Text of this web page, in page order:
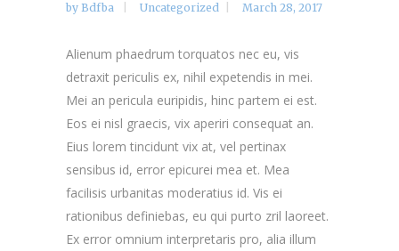
by Bdfba Uncategorized March 28, 2017
Alienum phaedrum torquatos nec eu, vis
detraxit periculis ex, nihil expetendis in mei.
Mei an pericula euripidis, hinc partem ei est.
Eos ei nisl graecis, vix aperiri consequat an.
Eius lorem tincidunt vix at, vel pertinax
sensibus id, error epicurei mea et. Mea
facilisis urbanitas moderatius id. Vis ei
rationibus definiebas, eu qui purto zril laoreet.
Ex error omnium interpretaris pro, alia illum